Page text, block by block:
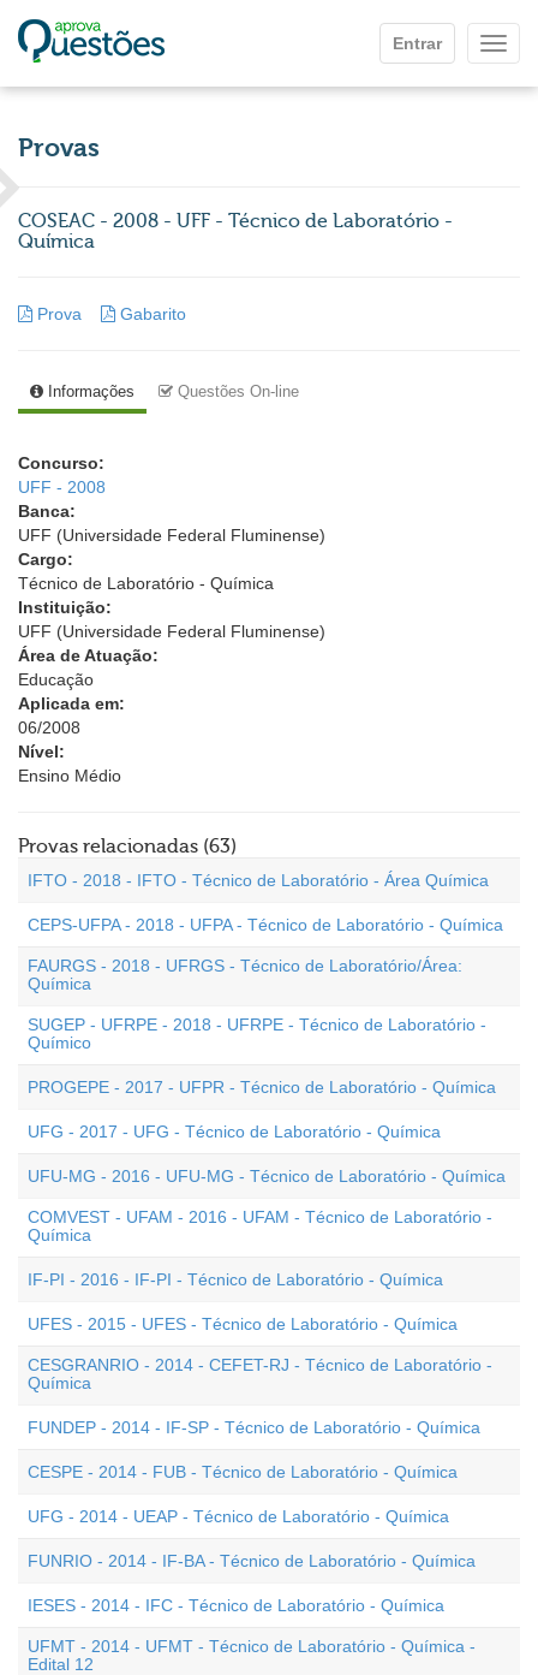
Entrar
Provas
COSEAC - 2008 - UFF - Técnico de Laboratório -
Química
Prova Gabarito
Informações Questões On-line
Concurso:
UFF - 2008
Banca:
UFF (Universidade Federal Fluminense)
Cargo:
Técnico de Laboratório - Química
Instituição:
UFF (Universidade Federal Fluminense)
Área de Atuação:
Educação
Aplicada em:
06/2008
Nível:
Ensino Médio
Provas relacionadas (63)
IFTO - 2018 - IFTO - Técnico de Laboratório - Área Química
CEPS-UFPA - 2018 - UFPA - Técnico de Laboratório - Química
FAURGS - 2018 - UFRGS - Técnico de Laboratório/Área:
Química
SUGEP - UFRPE - 2018 - UFRPE - Técnico de Laboratório -
Químico
PROGEPE - 2017 - UFPR - Técnico de Laboratório - Química
UFG - 2017 - UFG - Técnico de Laboratório - Química
UFU-MG - 2016 - UFU-MG - Técnico de Laboratório - Química
COMVEST - UFAM - 2016 - UFAM - Técnico de Laboratório -
Química
IF-PI - 2016 - IF-PI - Técnico de Laboratório - Química
UFES - 2015 - UFES - Técnico de Laboratório - Química
CESGRANRIO - 2014 - CEFET-RJ - Técnico de Laboratório -
Química
FUNDEP - 2014 - IF-SP - Técnico de Laboratório - Química
CESPE - 2014 - FUB - Técnico de Laboratório - Química
UFG - 2014 - UEAP - Técnico de Laboratório - Química
FUNRIO - 2014 - IF-BA - Técnico de Laboratório - Química
IESES - 2014 - IFC - Técnico de Laboratório - Química
UFMT - 2014 - UFMT - Técnico de Laboratório - Química -
Edital 12